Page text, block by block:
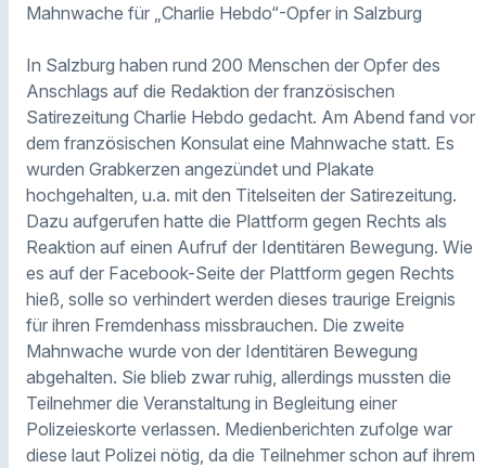
Mahnwache für „Charlie Hebdo“-Opfer in Salzburg
In Salzburg haben rund 200 Menschen der Opfer des
Anschlags auf die Redaktion der französischen
Satirezeitung Charlie Hebdo gedacht. Am Abend fand vor
dem französischen Konsulat eine Mahnwache statt. Es
wurden Grabkerzen angezündet und Plakate
hochgehalten, u.a. mit den Titelseiten der Satirezeitung.
Dazu aufgerufen hatte die Plattform gegen Rechts als
Reaktion auf einen Aufruf der Identitären Bewegung. Wie
es auf der Facebook-Seite der Plattform gegen Rechts
hieß, solle so verhindert werden dieses traurige Ereignis
für ihren Fremdenhass missbrauchen. Die zweite
Mahnwache wurde von der Identitären Bewegung
abgehalten. Sie blieb zwar ruhig, allerdings mussten die
Teilnehmer die Veranstaltung in Begleitung einer
Polizeieskorte verlassen. Medienberichten zufolge war
diese laut Polizei nötig, da die Teilnehmer schon auf ihrem